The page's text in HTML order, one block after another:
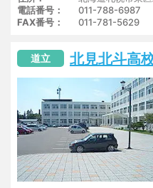
電話番号
011-788-6987
FAX番号
011-781-5629
道立 北見北斗高